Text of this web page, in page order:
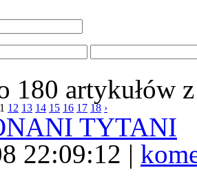
180 artykułów
12 13 14 15 16 17 18 ›
TYTANI
22:09:12 |